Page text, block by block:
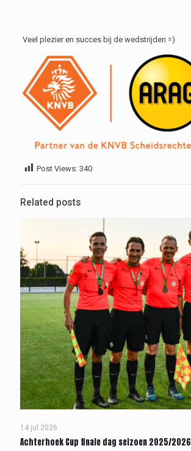
Veel plezier en succes bij de wedstrijden =)
Post Views: 340
Related posts
14 jul 2026
Achterhoek Cup finale dag seizoen 2025/2026